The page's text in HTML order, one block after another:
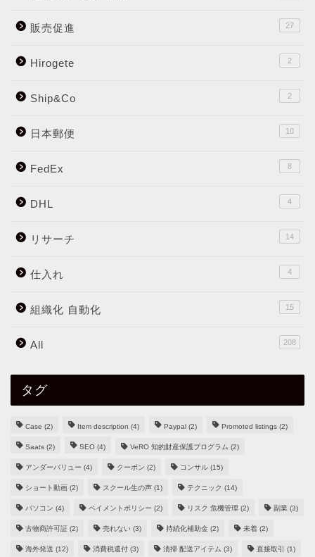
販売促進 27
Hirogete 2
Ship&Co 2
日本郵便 10
FedEx 8
DHL 4
リサーチ 14
仕入れ 4
組織化 自動化 15
All 208
タグ
Case (2) Item description (4) Paypal (2) Promoted listings (2)
Saats (2) SEO (4) VeRO 知的財産保護プログラム (2)
アンダーバリュー (4) クーポン (2) コンサル (15)
ショート動画 (2) スクール生の声 (1) テクニック (14)
パソコン (4) ペイメントポリシー (2) リスク 危機管理 (2) 副業 (3)
古物商許可証 (2) 売れない (3) 持続化補助金 (2) 未着 (2)
海外発送 (12) 消費税還付 (3) 清掃 配送アイテム (3) 直接取引 (1)